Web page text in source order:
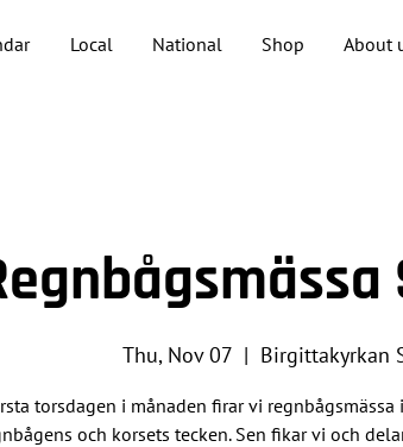
Local National Shop About
Thu, Nov 07
  |
Birgittakyrkan
torsdagen i månaden firar vi
och korsets tecken. Sen fikar vi och